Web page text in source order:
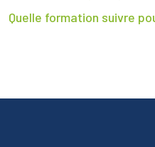
Quelle formation suivre